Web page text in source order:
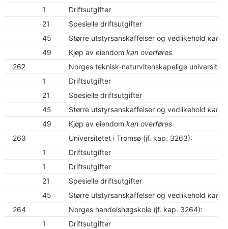
1
Driftsutgifter
21
Spesielle driftsutgifter
45
Større utstyrsanskaffelser og vedlikehold kan
49
Kjøp av eiendom kan overføres
262
Norges teknisk-naturvitenskapelige universitet
1
Driftsutgifter
21
Spesielle driftsutgifter
45
Større utstyrsanskaffelser og vedlikehold kan
49
Kjøp av eiendom kan overføres
263
Universitetet i Tromsø (jf. kap. 3263):
1
Driftsutgifter
1
Driftsutgifter
21
Spesielle driftsutgifter
45
Større utstyrsanskaffelser og vedlikehold kan
264
Norges handelshøgskole (jf. kap. 3264):
1
Driftsutgifter